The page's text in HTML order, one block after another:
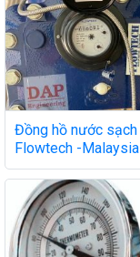
Đồng hồ nước sạch
Flowtech -Malaysia